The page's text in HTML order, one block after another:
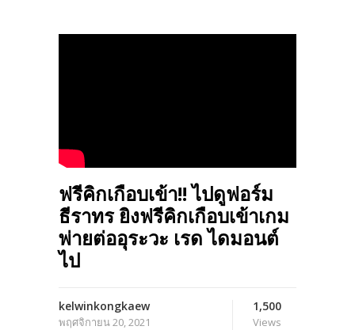
ฟรีคิกเกือบเข้า!! ไปดูฟอร์ม
ธีราทร ยิงฟรีคิกเกือบเข้าเกม
พ่ายต่ออุระวะ เรด ไดมอนต์
ไป
kelwinkongkaew
พฤศจิกายน 20, 2021
1,500
Views